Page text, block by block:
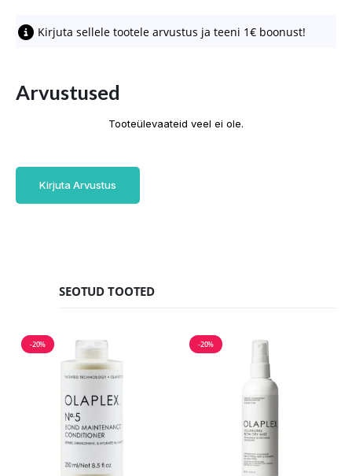
Kirjuta sellele tootele arvustus ja teeni 1€ boonust!
Arvustused
Tooteülevaateid veel ei ole.
Kirjuta Arvustus
SEOTUD TOOTED
-20% -20%